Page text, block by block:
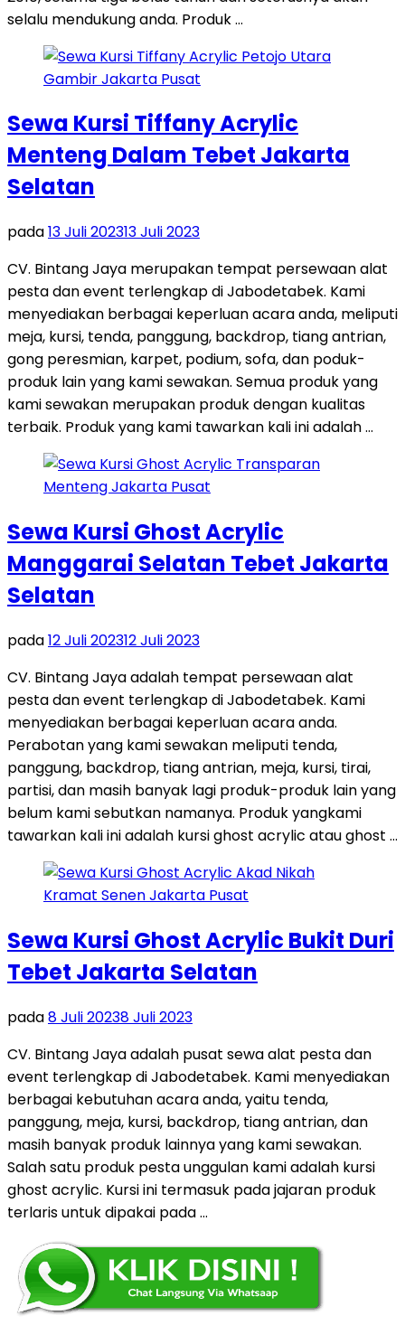
selalu mendukung anda. Produk …
Sewa Kursi Tiffany Acrylic
Menteng Dalam Tebet Jakarta
Selatan
pada13 Juli 202313 Juli 2023
CV. Bintang Jaya merupakan tempat persewaan alat
pesta dan event terlengkap di Jabodetabek. Kami
menyediakan berbagai keperluan acara anda, meliputi
meja, kursi, tenda, panggung, backdrop, tiang antrian,
gong peresmian, karpet, podium, sofa, dan poduk-
produk lain yang kami sewakan. Semua produk yang
kami sewakan merupakan produk dengan kualitas
terbaik. Produk yang kami tawarkan kali ini adalah …
Sewa Kursi Ghost Acrylic
Manggarai Selatan Tebet Jakarta
Selatan
pada12 Juli 202312 Juli 2023
CV. Bintang Jaya adalah tempat persewaan alat
pesta dan event terlengkap di Jabodetabek. Kami
menyediakan berbagai keperluan acara anda.
Perabotan yang kami sewakan meliputi tenda,
panggung, backdrop, tiang antrian, meja, kursi, tirai,
partisi, dan masih banyak lagi produk-produk lain yang
belum kami sebutkan namanya. Produk yangkami
tawarkan kali ini adalah kursi ghost acrylic atau ghost …
Sewa Kursi Ghost Acrylic Bukit Duri
Tebet Jakarta Selatan
pada8 Juli 20238 Juli 2023
CV. Bintang Jaya adalah pusat sewa alat pesta dan
event terlengkap di Jabodetabek. Kami menyediakan
berbagai kebutuhan acara anda, yaitu tenda,
panggung, meja, kursi, backdrop, tiang antrian, dan
masih banyak produk lainnya yang kami sewakan.
Salah satu produk pesta unggulan kami adalah kursi
ghost acrylic. Kursi ini termasuk pada jajaran produk
terlaris untuk dipakai pada …